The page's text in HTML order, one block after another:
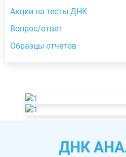
Акции на тесты ДНК
Вопрос/ответ
Образцы отчетов
ДНК